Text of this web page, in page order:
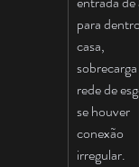
para dentro
casa,
sobrecarga
rede de
se houver
conexão
irregular.